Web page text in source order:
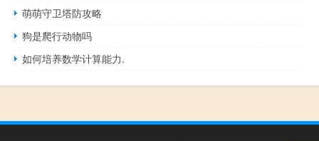
萌萌守卫塔防攻略
狗是爬行动物吗
如何培养数学计算能力.